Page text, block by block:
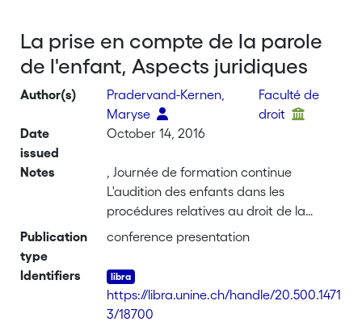
La prise en compte de la parole
de l'enfant, Aspects juridiques
Author(s)
Pradervand-Kernen,
Maryse
Faculté de
droit
Date
issued
October 14, 2016
Notes
, Journée de formation continue
L'audition des enfants dans les
procédures relatives au droit de la
famille, Université de Fribourg
Publication
type
conference presentation
Identifiers
https://libra.unine.ch/handle/20.500.1471
3/18700